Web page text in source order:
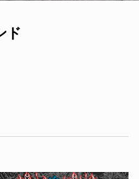
ド